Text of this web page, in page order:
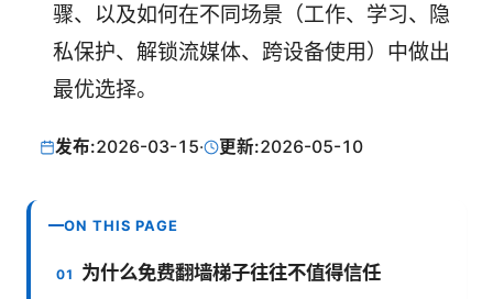
骤、以及如何在不同场景（工作、学习、隐
私保护、解锁流媒体、跨设备使用）中做出
最优选择。
发布:2026-03-15· 更新:2026-05-10
ON THIS PAGE
为什么免费翻墙梯子往往不值得信任